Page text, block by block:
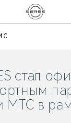
стал
МТС в